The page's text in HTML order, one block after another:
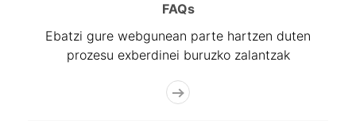
FAQs
Ebatzi gure webgunean parte hartzen duten
prozesu exberdinei buruzko zalantzak